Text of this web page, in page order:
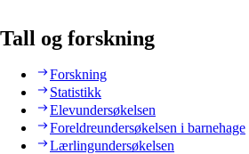
Tall og forskning
Forskning
Statistikk
Elevundersøkelsen
Foreldreundersøkelsen i barnehage
Lærlingundersøkelsen